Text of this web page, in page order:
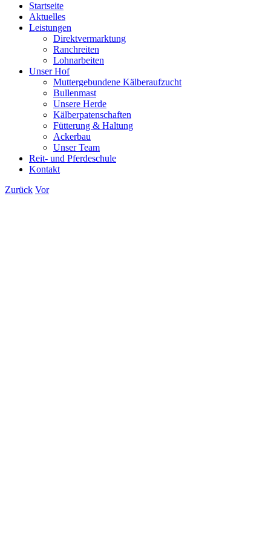
Startseite
Aktuelles
Leistungen
Direktvermarktung
Ranchreiten
Lohnarbeiten
Unser Hof
Muttergebundene Kälberaufzucht
Bullenmast
Unsere Herde
Kälberpatenschaften
Fütterung & Haltung
Ackerbau
Unser Team
Reit- und Pferdeschule
Kontakt
Zurück Vor